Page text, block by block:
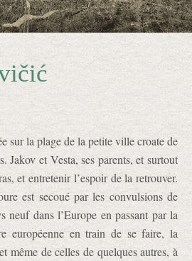
sur la plage de la petite ville croate de
et Vesta, ses parents, et surtout
et entretenir l’espoir de la retrouver.
est secoué par les convulsions de
neuf dans l’Europe en passant par la
européenne en train de se faire, la
de celles de quelques autres, à